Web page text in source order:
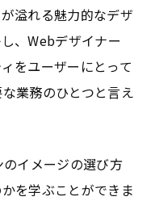
溢れる魅力的なデザ
、Webデザイナー
をユーザーにとって
業務のひとつと言え
イメージの選び方
を学ぶことができま